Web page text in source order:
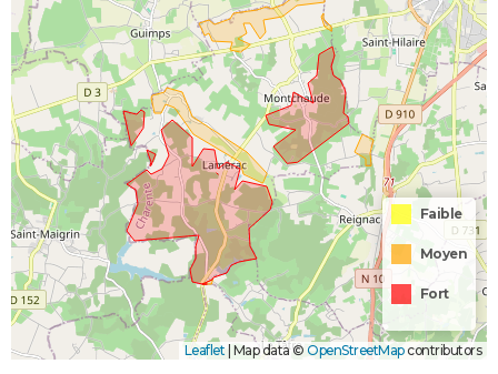
Faible
Moyen
Fort
Leaflet | Map data © OpenStreetMapcontributors